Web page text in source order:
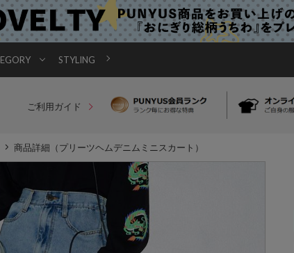
STYLING
ご利用ガイド
商品詳細（プリーツヘムデニムミニスカート）